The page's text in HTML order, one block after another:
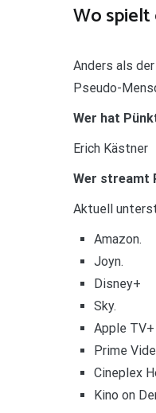
Wo
Anders als
Pseudo-
Wer hat
Erich Kästner
Wer streamt
Aktuell
Amazon.
Joyn.
Disney+
Sky.
Apple TV+
Prime
Cineplex
Kino on